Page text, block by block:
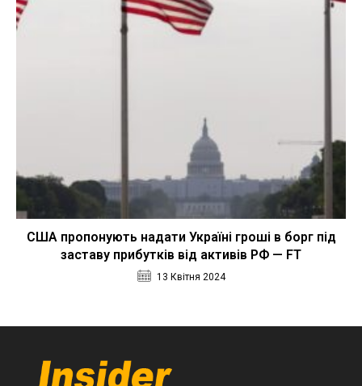
США пропонують надати Україні гроші в борг під
заставу прибутків від активів РФ — FT
13 Квітня 2024